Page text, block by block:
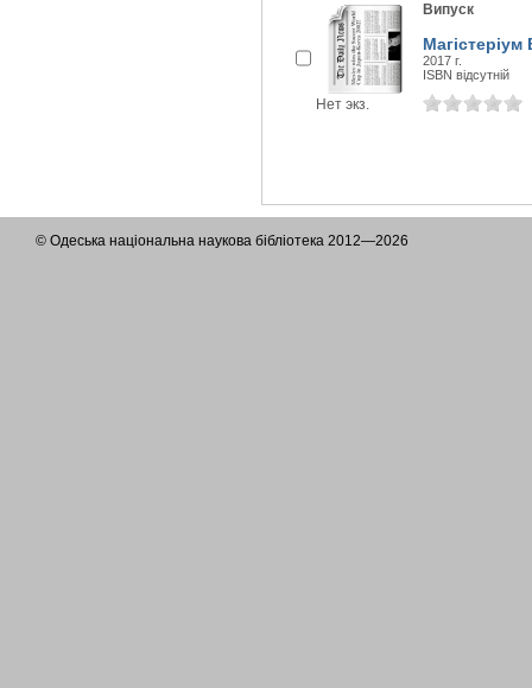
Нет экз.
Випуск
Магістеріум
2017 г.
ISBN відсутній
© Одеська національна наукова бібліотека 2012—2026